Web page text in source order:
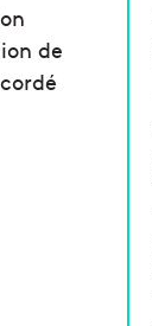
de